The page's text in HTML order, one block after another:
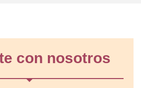
con nosotros